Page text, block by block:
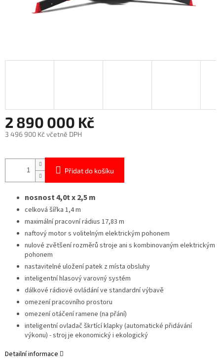
2 890 000 Kč
3 496 900 Kč včetně DPH
cena:
Přidat do košíku
nosnost 4,0t x 2,5 m
celková šířka 1,4 m
maximální pracovní rádius 17,83 m
naftový motor s volitelným elektrickým pohonem
nulové zvětšení rozměrů stroje ani s kombinovaným elektrickým
pohonem
nastavitelné uložení patek z místa obsluhy
inteligentní hlasový varovný systém
dálkové rádiové ovládání ve standardní výbavě
omezení pracovního prostoru
omezení otáčení ramene (na přání)
inteligentní ovladač škrtící klapky (automatické přidávání
výkonu) - stroj je ekonomický i ekologický
Detailní informace